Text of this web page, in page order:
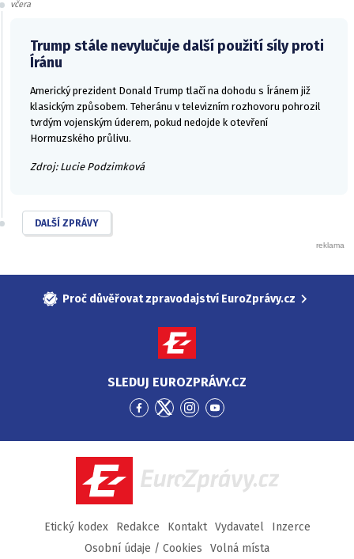
včera
Trump stále nevylučuje další použití síly proti
Íránu
Americký prezident Donald Trump tlačí na dohodu s Íránem již
klasickým způsobem. Teheránu v televizním rozhovoru pohrozil
tvrdým vojenským úderem, pokud nedojde k otevření
Hormuzského průlivu.
Zdroj: Lucie Podzimková
DALŠÍ ZPRÁVY
Proč důvěřovat zpravodajství EuroZprávy.cz
SLEDUJ EUROZPRÁVY.CZ
Přejít
Facebook
Přejít
Twitter
Přejít
Instagram
Přejít
YouTube
EuroZprávy.cz
Etický kodex Redakce Kontakt Vydavatel
Inzerce
Osobní údaje / Cookies
Volná místa